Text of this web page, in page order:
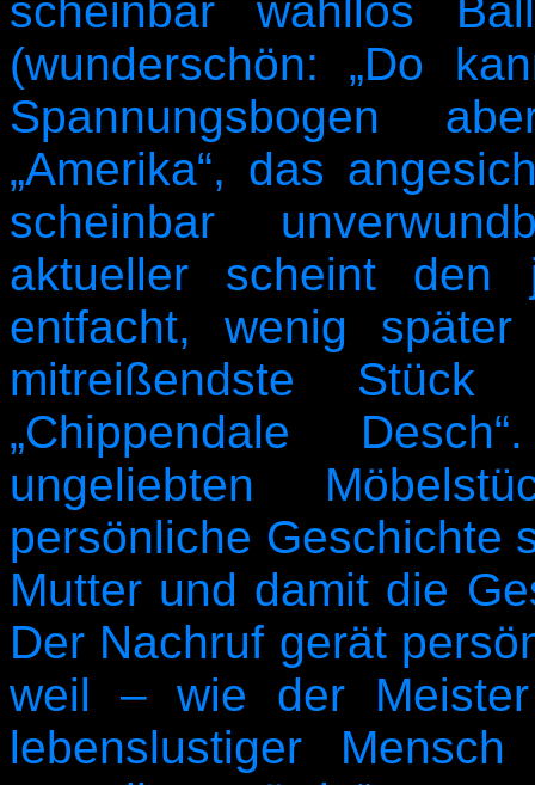
scheinbar wahllos
(wunderschön: „Do
Spannungsbogen
„Amerika“, das
scheinbar
aktueller scheint den
entfacht, wenig
mitreißendste Stück
„Chippendale
ungeliebten
persönliche Geschichte
Mutter und damit die
Der Nachruf gerät
weil – wie der
lebenslustiger